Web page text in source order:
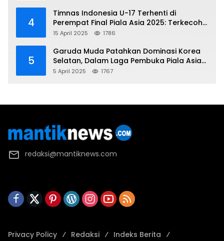
4
Timnas Indonesia U-17 Terhenti di
Perempat Final Piala Asia 2025: Terkecoh
Korea Utara
15 April 2025 1786
5
Garuda Muda Patahkan Dominasi Korea
Selatan, Dalam Laga Pembuka Piala Asia
2025 U-17
5 April 2025 1767
redaksi@mantiknews.com
Privacy Policy Redaksi Indeks Berita